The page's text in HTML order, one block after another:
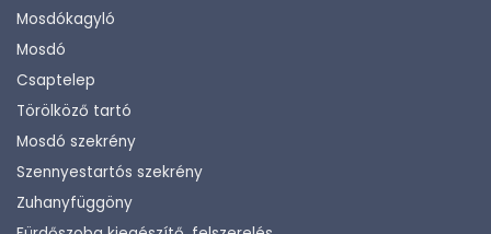
Mosdókagyló
Mosdó
Csaptelep
Törölköző tartó
Mosdó szekrény
Szennyestartós szekrény
Zuhanyfüggöny